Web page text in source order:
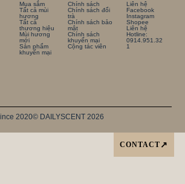
Mua sắm
Tất cả mùi
hương
Tất cả
thương hiệu
Mùi hương
mới
Sản phẩm
khuyến mại
Chính sách
Chính sách đổi
trà
Chính sách bảo
mật
Chính sách
khuyến mại
Cộng tác viên
Liên hệ
Facebook
Instagram
Shopee
Liên hệ
Hotline:
0914.951.32
1
2020© DAILYSCENT 2026
CONTACT ↗